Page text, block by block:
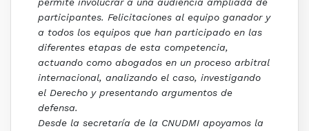
participantes. Felicitaciones al equipo ganador y
a todos los equipos que han participado en las
diferentes etapas de esta competencia,
actuando como abogados en un proceso arbitral
internacional, analizando el caso, investigando
el Derecho y presentando argumentos de
defensa.
Desde la secretaría de la CNUDMI apoyamos la